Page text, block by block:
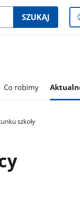
SZUKAJ
Co robimy
szkoły